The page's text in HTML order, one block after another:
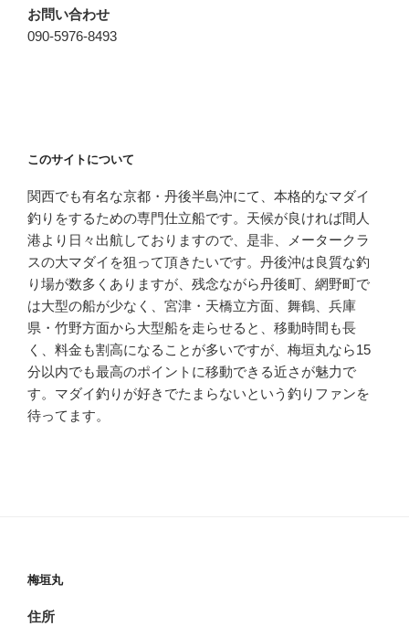
お問い合わせ
090-5976-8493
このサイトについて
関西でも有名な京都・丹後半島沖にて、本格的なマダイ
釣りをするための専門仕立船です。天候が良ければ間人
港より日々出航しておりますので、是非、メータークラ
スの大マダイを狙って頂きたいです。丹後沖は良質な釣
り場が数多くありますが、残念ながら丹後町、網野町で
は大型の船が少なく、宮津・天橋立方面、舞鶴、兵庫
県・竹野方面から大型船を走らせると、移動時間も長
く、料金も割高になることが多いですが、梅垣丸なら15
分以内でも最高のポイントに移動できる近さが魅力で
す。マダイ釣りが好きでたまらないという釣りファンを
待ってます。
梅垣丸
住所